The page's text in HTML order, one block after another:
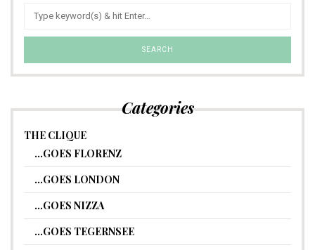
Categories
THE CLIQUE
…GOES FLORENZ
…GOES LONDON
…GOES NIZZA
…GOES TEGERNSEE